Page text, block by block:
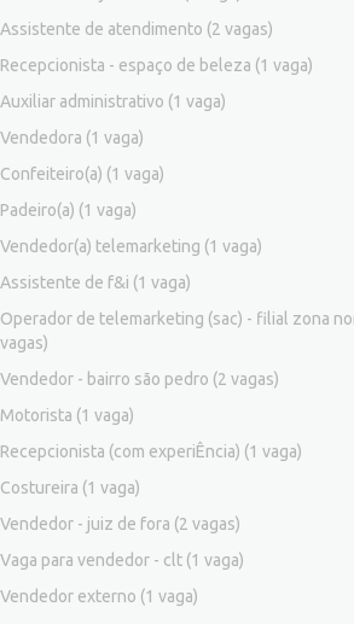
Assistente de atendimento (2 vagas)
Recepcionista - espaço de beleza (1 vaga)
Auxiliar administrativo (1 vaga)
Vendedora (1 vaga)
Confeiteiro(a) (1 vaga)
Padeiro(a) (1 vaga)
Vendedor(a) telemarketing (1 vaga)
Assistente de f&i (1 vaga)
Operador de telemarketing (sac) - filial zona
vagas)
Vendedor - bairro são pedro (2 vagas)
Motorista (1 vaga)
Recepcionista (com experiÊncia) (1 vaga)
Costureira (1 vaga)
Vendedor - juiz de fora (2 vagas)
Vaga para vendedor - clt (1 vaga)
Vendedor externo (1 vaga)